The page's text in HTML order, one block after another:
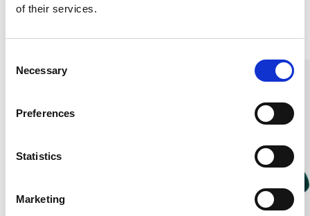
of their services.
Necessary
Preferences
Statistics
Marketing